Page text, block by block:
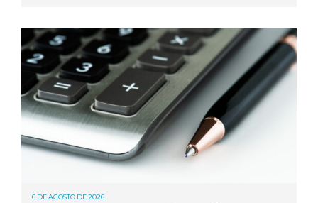
6 DE AGOSTO DE 2026